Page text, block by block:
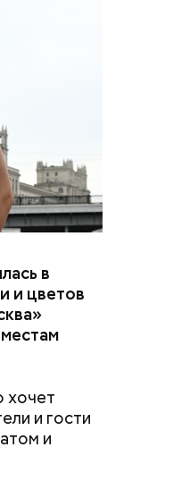
в
и цветов
хочет
и гости
и